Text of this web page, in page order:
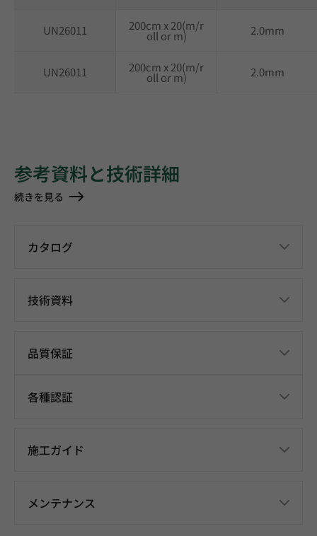
UN26011 200cm x 20(m/r
oll or m) 2.0mm
UN26011 200cm x 20(m/r
oll or m) 2.0mm
参考資料と技術詳細
続きを見る
カタログ
技術資料
品質保証
各種認証
施工ガイド
メンテナンス